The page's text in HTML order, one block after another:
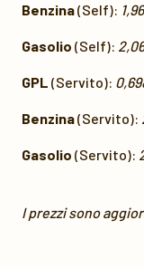
Benzina(Self):
Gasolio (Self):
GPL (Servito):
Benzina(Servito):
Gasolio (Servito):
I prezzi sono